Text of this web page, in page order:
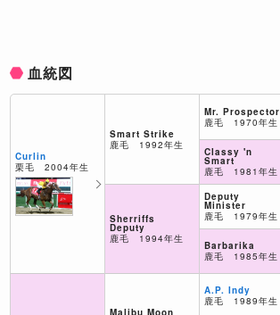
血統図
Curlin
栗毛 2004年生
Smart Strike
鹿毛 1992年生
Sherriffs
Deputy
鹿毛 1994年生
Malibu Moon
Mr. Prospector
鹿毛 1970年生
Classy 'n
Smart
鹿毛 1981年生
Deputy
Minister
鹿毛 1979年生
Barbarika
鹿毛 1985年生
A.P. Indy
鹿毛 1989年生